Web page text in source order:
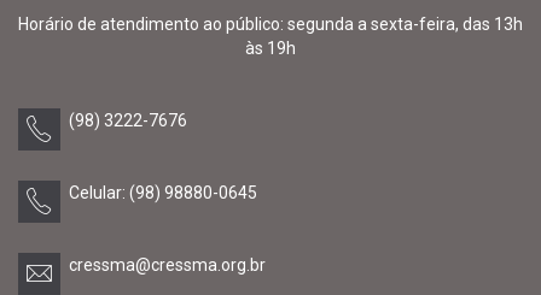
Horário de atendimento ao público: segunda a sexta-feira, das 13h
às 19h
(98) 3222-7676
Celular: (98) 98880-0645
cressma@cressma.org.br